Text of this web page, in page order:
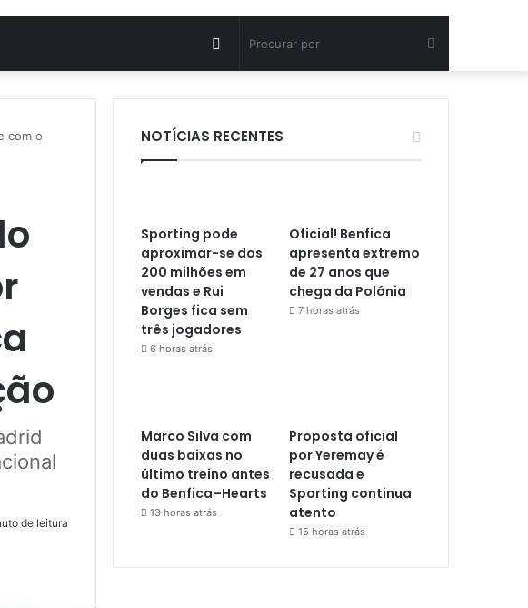
Procurar
por
Artigo
aleatório
com o
de leitura
NOTÍCIAS RECENTES
Sporting pode
aproximar-se dos
200 milhões em
vendas e Rui
Borges fica sem
três jogadores
6 horas atrás
Oficial! Benfica
apresenta extremo
de 27 anos que
chega da Polónia
7 horas atrás
Marco Silva com
duas baixas no
último treino antes
do Benfica–Hearts
13 horas atrás
Proposta oficial
por Yeremay é
recusada e
Sporting continua
atento
15 horas atrás